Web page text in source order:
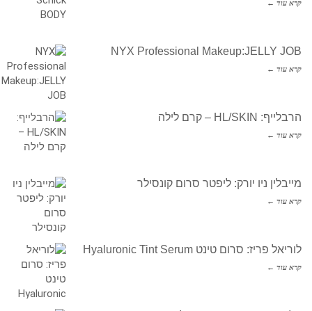
קרא עוד ←
NYX Professional Makeup:JELLY JOB
קרא עוד ←
הרבלייף: HL/SKIN – קרם לילה
קרא עוד ←
מייבלין ניו יורק: ליפטר סרום קונסילר
קרא עוד ←
לוריאל פריז: סרום טינט Hyaluronic Tint Serum
קרא עוד ←